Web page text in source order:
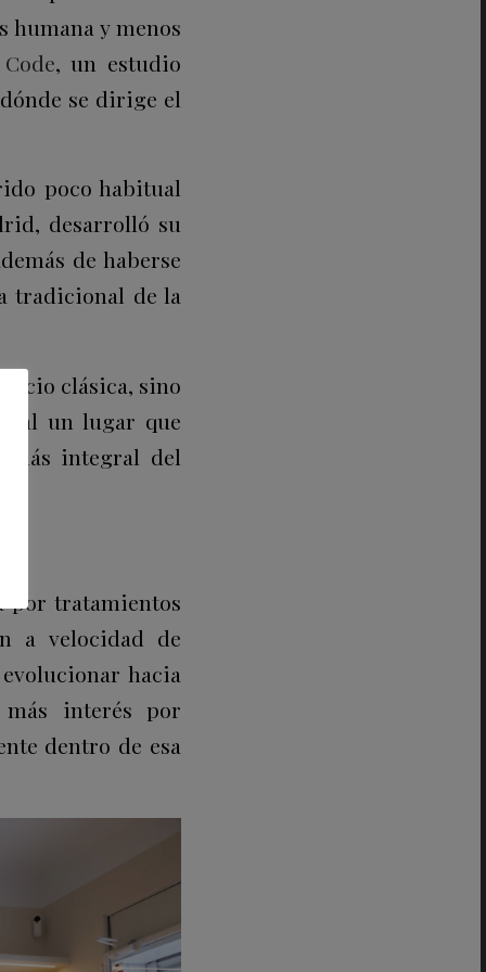
humana y menos
, un estudio
se dirige el
poco habitual
desarrolló su
de haberse
tradicional de la
clásica, sino
un lugar que
más integral del
por tratamientos
a velocidad de
hacia
interés por
dentro de esa